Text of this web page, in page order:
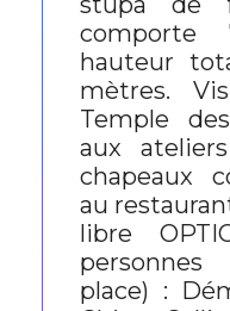
comporte
hauteur
mètres.
Temple
aux
chapeaux
au
libre
place) :